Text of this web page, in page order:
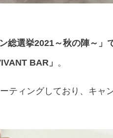
総選挙2021～秋の陣～」
BAR」 。
ティングしており、キャ